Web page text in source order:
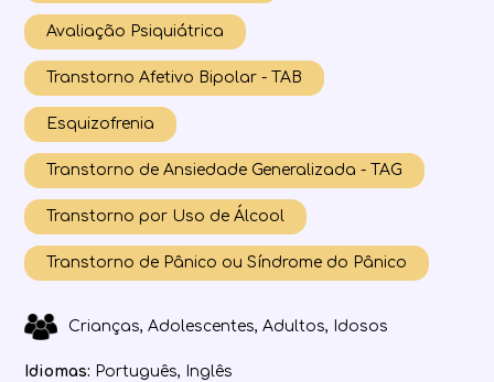
Avaliação Psiquiátrica
Transtorno Afetivo Bipolar - TAB
Esquizofrenia
Transtorno de Ansiedade Generalizada - TAG
Transtorno por Uso de Álcool
Transtorno de Pânico ou Síndrome do Pânico
Crianças, Adolescentes, Adultos, Idosos
Idiomas: Português, Inglês